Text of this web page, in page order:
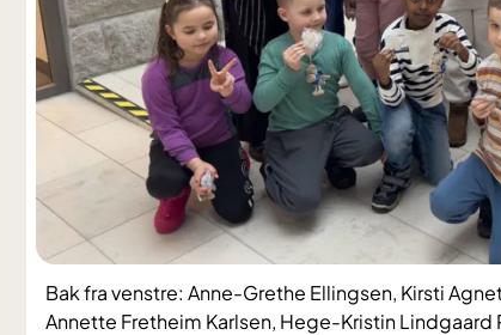
Bak fra venstre: Anne-Grethe Ellingsen, Kirsti
Annette Fretheim Karlsen, Hege-Kristin